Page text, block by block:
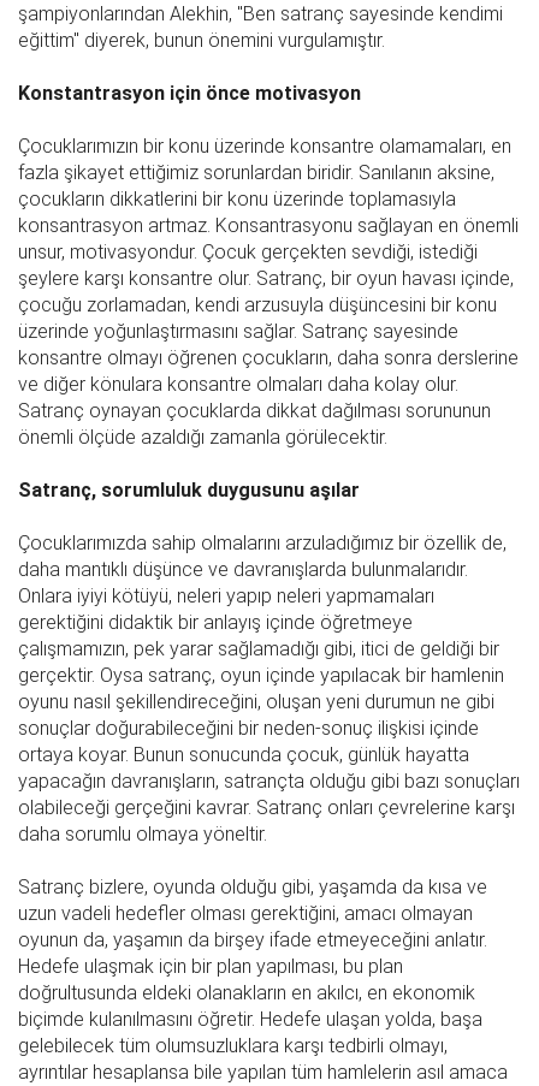
şampiyonlarından Alekhin, "Ben satranç sayesinde kendimi
eğittim" diyerek, bunun önemini vurgulamıştır.
Konstantrasyon için önce motivasyon
Çocuklarımızın bir konu üzerinde konsantre olamamaları, en
fazla şikayet ettiğimiz sorunlardan biridir. Sanılanın aksine,
çocukların dikkatlerini bir konu üzerinde toplamasıyla
konsantrasyon artmaz. Konsantrasyonu sağlayan en önemli
unsur, motivasyondur. Çocuk gerçekten sevdiği, istediği
şeylere karşı konsantre olur. Satranç, bir oyun havası içinde,
çocuğu zorlamadan, kendi arzusuyla düşüncesini bir konu
üzerinde yoğunlaştırmasını sağlar. Satranç sayesinde
konsantre olmayı öğrenen çocukların, daha sonra derslerine
ve diğer könulara konsantre olmaları daha kolay olur.
Satranç oynayan çocuklarda dikkat dağılması sorununun
önemli ölçüde azaldığı zamanla görülecektir.
Satranç, sorumluluk duygusunu aşılar
Çocuklarımızda sahip olmalarını arzuladığımız bir özellik de,
daha mantıklı düşünce ve davranışlarda bulunmalarıdır.
Onlara iyiyi kötüyü, neleri yapıp neleri yapmamaları
gerektiğini didaktik bir anlayış içinde öğretmeye
çalışmamızın, pek yarar sağlamadığı gibi, itici de geldiği bir
gerçektir. Oysa satranç, oyun içinde yapılacak bir hamlenin
oyunu nasıl şekillendireceğini, oluşan yeni durumun ne gibi
sonuçlar doğurabileceğini bir neden-sonuç ilişkisi içinde
ortaya koyar. Bunun sonucunda çocuk, günlük hayatta
yapacağın davranışların, satrançta olduğu gibi bazı sonuçları
olabileceği gerçeğini kavrar. Satranç onları çevrelerine karşı
daha sorumlu olmaya yöneltir.
Satranç bizlere, oyunda olduğu gibi, yaşamda da kısa ve
uzun vadeli hedefler olması gerektiğini, amacı olmayan
oyunun da, yaşamın da birşey ifade etmeyeceğini anlatır.
Hedefe ulaşmak için bir plan yapılması, bu plan
doğrultusunda eldeki olanakların en akılcı, en ekonomik
biçimde kulanılmasını öğretir. Hedefe ulaşan yolda, başa
gelebilecek tüm olumsuzluklara karşı tedbirli olmayı,
ayrıntılar hesaplansa bile yapılan tüm hamlelerin asıl amaca